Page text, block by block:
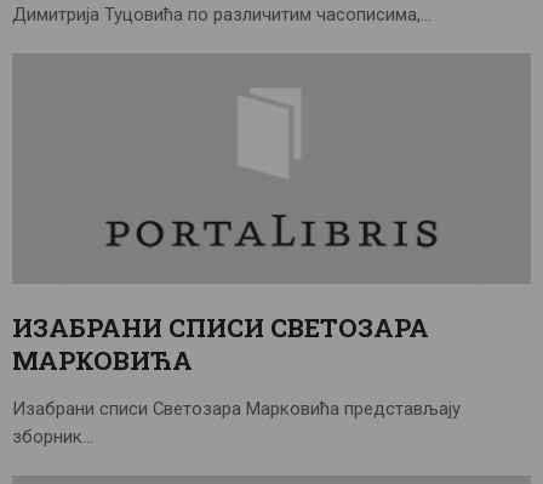
Димитрија Туцовића по различитим часописима,…
ИЗАБРАНИ СПИСИ СВЕТОЗАРА
МАРКОВИЋА
Изабрани списи Светозара Марковића представљају
зборник…